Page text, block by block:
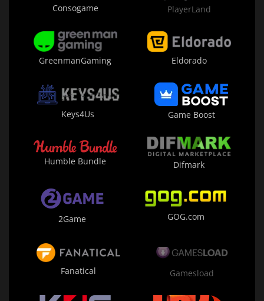
Consogame PlayerLand
GreenmanGaming Eldorado
Keys4Us Game Boost
Humble Bundle Difmark
2Game GOG.com
Fanatical Gamesload